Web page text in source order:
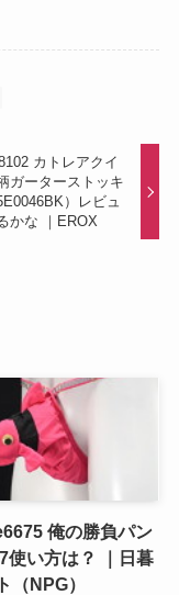
カトレアクイ
ガーターストッキ
）レビュ
かな ｜EROX
俺の勝負パン
使い方は？ ｜日暮
（NPG）